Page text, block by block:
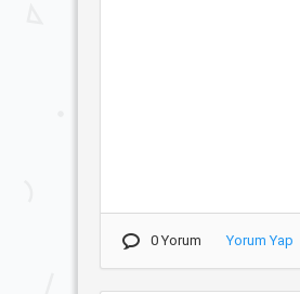
0 Yorum Yorum Yap